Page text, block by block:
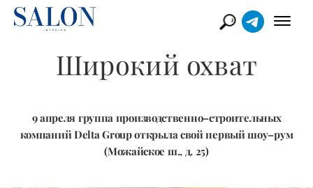
Широкий охват
9 апреля группа производственно–строительных
компаний Delta Group открыла свой первый шоу–рум
(Можайское ш., д. 25)